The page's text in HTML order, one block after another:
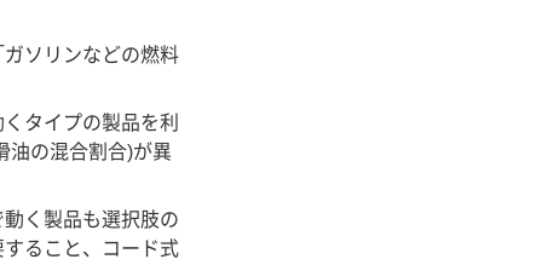
ソリンなどの燃料
タイプの製品を利
油の混合割合)が異
く製品も選択肢の
ること、コード式